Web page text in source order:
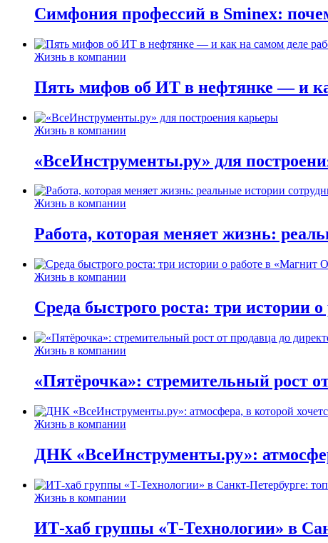
Симфония профессий в Sminex:
Жизнь в компании
Пять мифов об ИТ в нефтянке — и
Жизнь в компании
«ВсеИнструменты.ру» для
Жизнь в компании
Работа, которая меняет жизнь:
Жизнь в компании
Среда быстрого роста: три истории
Жизнь в компании
«Пятёрочка»: стремительный рост
Жизнь в компании
ДНК «ВсеИнструменты.ру»:
Жизнь в компании
ИТ-хаб группы «Т-Технологии» в